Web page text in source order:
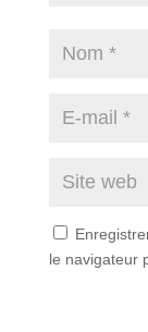
le navigateur